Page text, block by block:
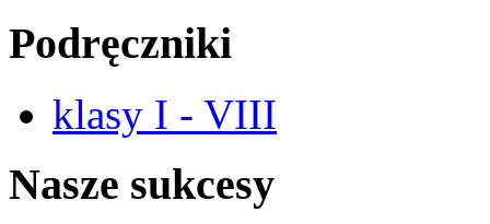
Podręczniki
klasy I - VIII
Nasze sukcesy